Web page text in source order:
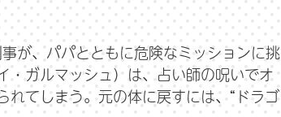
が、パパとともに危険なミッションに挑
・ガルマッシュ）は、占い師の呪いでオ
てしまう。元の体に戻すには、“ドラゴ